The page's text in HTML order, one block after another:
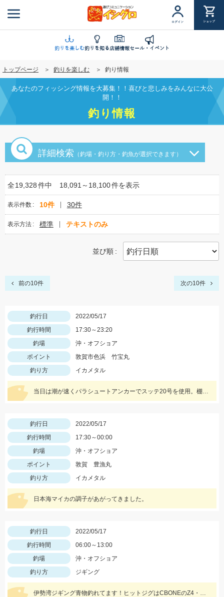
ン
に
移
動
ログイン ショップ
釣りを楽しむ釣りを知る店舗情報セール・イベント
トップページ 釣りを楽しむ 釣り情報
あなたのフィッシング情報を大募集！！喜びと悲しみをみんなに大公
開！！
釣り情報
詳細検索 （釣場・釣り方・釣魚が選択できます）
全19,328件中 18,091～18,100件を表示
表示件数 10件 30件
表示方法 標準 テキストのみ
並び順
前の10件 次の10件
釣行日
2022/05/17
釣行時間
17:30～23:20
釣場
沖・オフショア
ポイント
敦賀市色浜 竹宝丸
釣り方
イカメタル
当日は潮が速くパラシュートアンカーでスッテ20号を使用。棚はバラけていますがボトムが一番反応が良かったです。
釣行日
2022/05/17
釣行時間
17:30～00:00
釣場
沖・オフショア
ポイント
敦賀 豊漁丸
釣り方
イカメタル
日本海マイカの調子があがってきました。
釣行日
2022/05/17
釣行時間
06:00～13:00
釣場
沖・オフショア
釣り方
ジギング
伊勢湾ジギング青物釣れてます！ヒットジグはCBONEのZ4・XS、ハヤブサのスイッチなどなど！